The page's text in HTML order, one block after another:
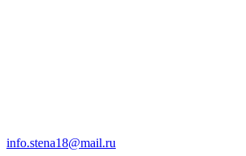
info.stena18@mail.ru